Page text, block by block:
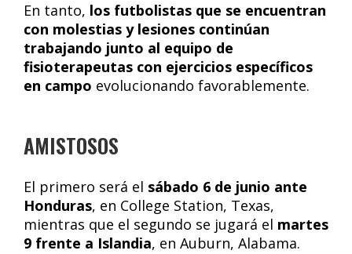
En tanto, los futbolistas que se encuentran
con molestias y lesiones continúan
trabajando junto al equipo de
fisioterapeutas con ejercicios específicos
en campo evolucionando favorablemente.
AMISTOSOS
El primero será el sábado 6 de junio ante
Honduras, en College Station, Texas,
mientras que el segundo se jugará el martes
9 frente a Islandia, en Auburn, Alabama.